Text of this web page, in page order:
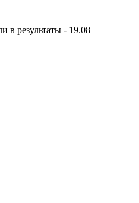
в результаты - 19.08